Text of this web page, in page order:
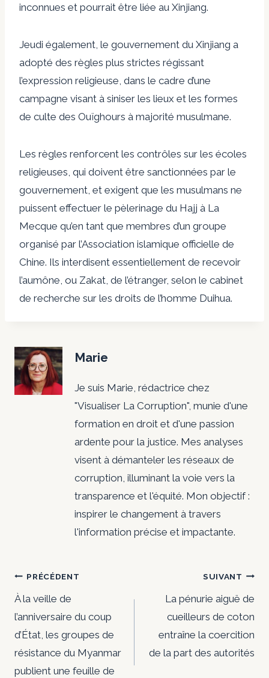
inconnues et pourrait être liée au Xinjiang.
Jeudi également, le gouvernement du Xinjiang a
adopté des règles plus strictes régissant
l’expression religieuse, dans le cadre d’une
campagne visant à siniser les lieux et les formes
de culte des Ouïghours à majorité musulmane.
Les règles renforcent les contrôles sur les écoles
religieuses, qui doivent être sanctionnées par le
gouvernement, et exigent que les musulmans ne
puissent effectuer le pèlerinage du Hajj à La
Mecque qu’en tant que membres d’un groupe
organisé par l’Association islamique officielle de
Chine. Ils interdisent essentiellement de recevoir
l’aumône, ou Zakat, de l’étranger, selon le cabinet
de recherche sur les droits de l’homme Duihua.
Marie
Je suis Marie, rédactrice chez
"Visualiser La Corruption", munie d'une
formation en droit et d'une passion
ardente pour la justice. Mes analyses
visent à démanteler les réseaux de
corruption, illuminant la voie vers la
transparence et l'équité. Mon objectif :
inspirer le changement à travers
l'information précise et impactante.
Navigation
de
l’article
PRÉCÉDENT
À la veille de
l’anniversaire du coup
d’État, les groupes de
résistance du Myanmar
publient une feuille de
SUIVANT
La pénurie aiguë de
cueilleurs de coton
entraîne la coercition
de la part des autorités